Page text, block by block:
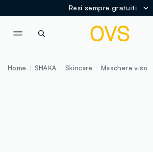
Resi sempre gratuiti
Home SHAKA Skincare Maschere viso